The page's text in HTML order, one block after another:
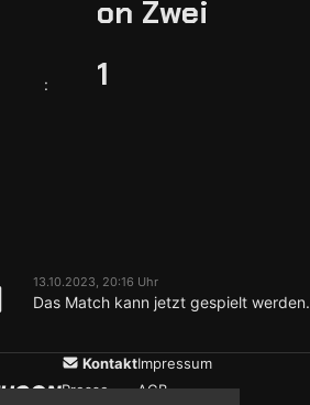
on Zwei
: 1
13.10.2023, 20:16 Uhr
Das Match kann jetzt gespielt werden.
Kontakt
Presse
Impressum
AGB